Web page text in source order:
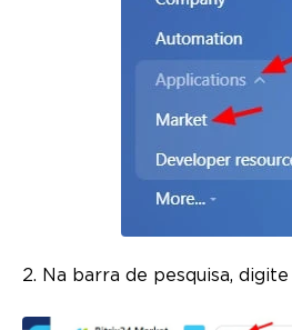
2. Na barra de pesquisa, digite